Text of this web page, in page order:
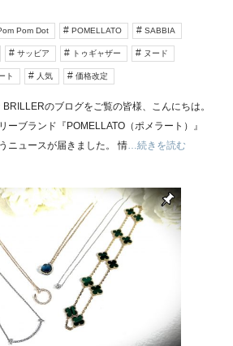
Pom Dot POMELLATO SABBIA
サッビア トゥギャザー ヌード
ト 人気 価格改定
のブログをご覧の皆様、こんにちは。
ーブランド『POMELLATO（ポメラート）』
ニュースが届きました。 情…続きを読む